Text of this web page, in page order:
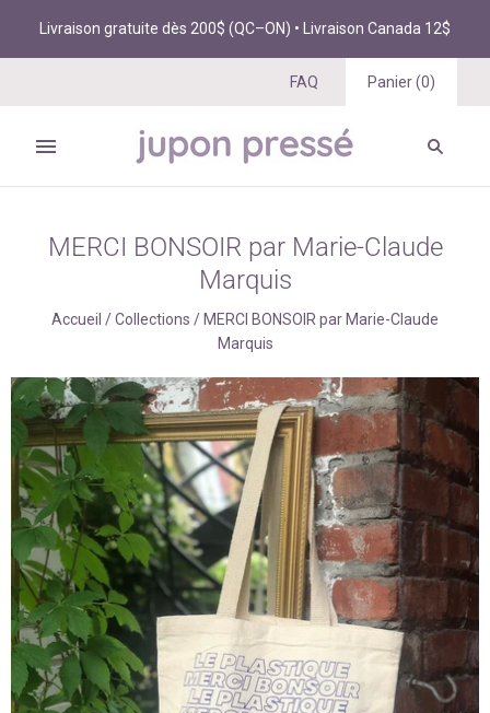
Livraison gratuite dès 200$ (QC–ON) • Livraison Canada 12$
FAQ Panier(0)
MERCI BONSOIR par Marie-Claude
Marquis
Accueil /Collections / MERCI BONSOIR par Marie-Claude
Marquis